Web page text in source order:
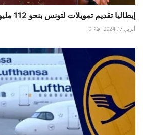
إيطاليا تقديم تمويلات لتونس بنحو 112 مليون دولار
أبريل 17, 2024 0